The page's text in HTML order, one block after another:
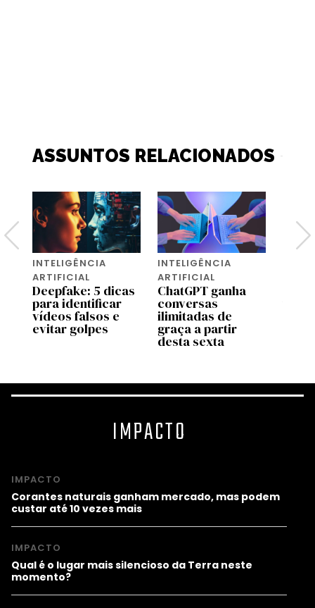
ASSUNTOS RELACIONADOS
INTELIGÊNCIA
ARTIFICIAL
Deepfake: 5 dicas
para identificar
vídeos falsos e
evitar golpes
INTELIGÊNCIA
ARTIFICIAL
ChatGPT ganha
conversas
ilimitadas de
graça a partir
desta sexta
IMPACTO
IMPACTO
Corantes naturais ganham mercado, mas podem
custar até 10 vezes mais
IMPACTO
Qual é o lugar mais silencioso da Terra neste
momento?